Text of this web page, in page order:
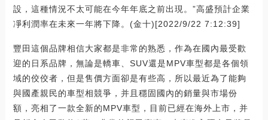
設，這種情況不太可能在今年年底之前出現。”高盛預計企業
凈利潤率在未來一年將下降。(金十)[2022/9/22 7:12:39]
豐田這個品牌相信大家都是非常的熟悉，作為在國內最受歡
迎的日系品牌，無論是轎車、SUV還是MPV車型都是各個領
域的佼佼者，但是售價方面卻是有些高，所以最近為了能夠
與國產親民的車型相競爭，并且穩固國內的銷量與市場份
額，亮相了一款全新的MPV車型，目前已經在海外上市，并